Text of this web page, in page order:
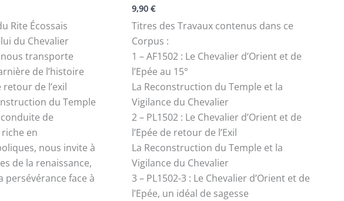
Rite Écossais
du Chevalier
nous transporte
de l’histoire
de l’exil
du Temple
de
en
nous invite à
de la renaissance,
persévérance face à
9,90€
Titres des Travaux contenus dans ce
Corpus :
1 – AF1502 : Le Chevalier d’Orient et de
l’Epée au 15°
La Reconstruction du Temple et la
Vigilance du Chevalier
2 – PL1502 : Le Chevalier d’Orient et de
l’Epée de retour de l’Exil
La Reconstruction du Temple et la
Vigilance du Chevalier
3 – PL1502-3 : Le Chevalier d’Orient et de
l’Epée, un idéal de sagesse